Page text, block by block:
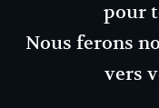
pour
Nous ferons
vers